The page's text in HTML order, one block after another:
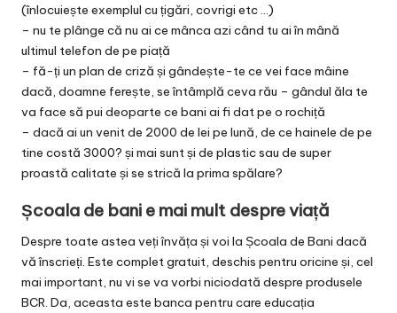
(înlocuiește exemplul cu țigări, covrigi etc …)
– nu te plânge că nu ai ce mânca azi când tu ai în mână
ultimul telefon de pe piață
– fă-ți un plan de criză și gândește-te ce vei face mâine
dacă, doamne ferește, se întâmplă ceva rău – gândul ăla te
va face să pui deoparte ce bani ai fi dat pe o rochiță
– dacă ai un venit de 2000 de lei pe lună, de ce hainele de pe
tine costă 3000? și mai sunt și de plastic sau de super
proastă calitate și se strică la prima spălare?
Școala de bani e mai mult despre viață
Despre toate astea veți învăța și voi la Școala de Bani dacă
vă înscrieți. Este complet gratuit, deschis pentru oricine și, cel
mai important, nu vi se va vorbi niciodată despre produsele
BCR. Da, aceasta este banca pentru care educația